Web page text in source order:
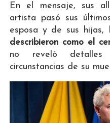
En el mensaje, sus
artista pasó sus
esposa y de sus hijas,
describieron como el
no reveló detalles
circunstancias de su